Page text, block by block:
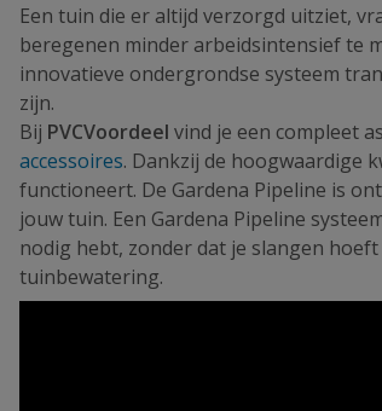
Een tuin die er altijd verzorgd uitziet,
beregenen minder arbeidsintensief te
innovatieve ondergrondse systeem
zijn.
Bij PVCVoordeel vind je een compleet
accessoires. Dankzij de hoogwaardige
functioneert. De Gardena Pipeline is
jouw tuin. Een Gardena Pipeline
nodig hebt, zonder dat je slangen
tuinbewatering.